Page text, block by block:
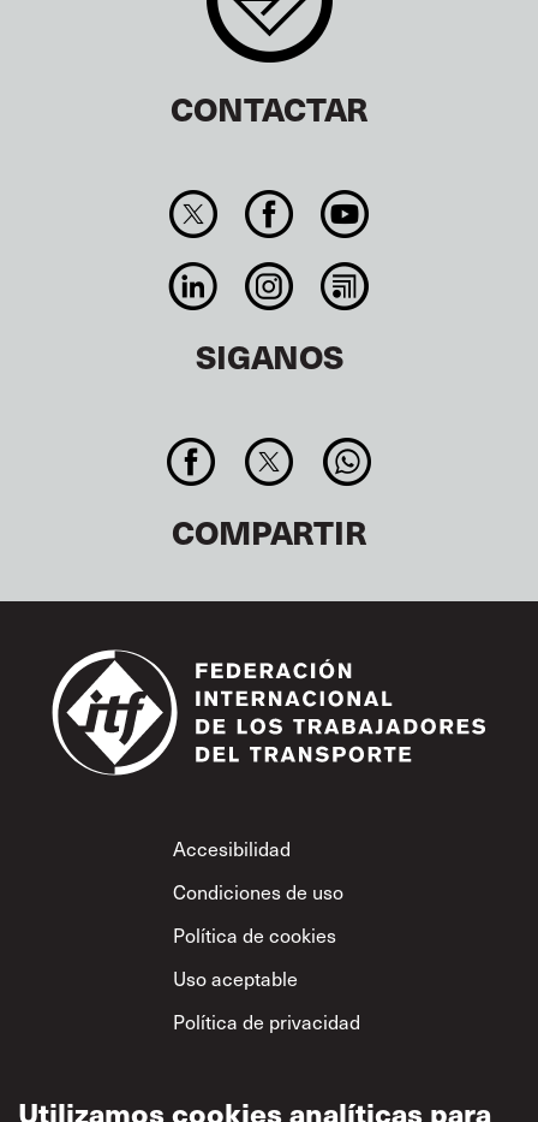
CONTACTAR
SIGANOS
COMPARTIR
Footer
Accesibilidad
Condiciones de uso
Política de cookies
Uso aceptable
Política de privacidad
Utilizamos cookies analíticas para